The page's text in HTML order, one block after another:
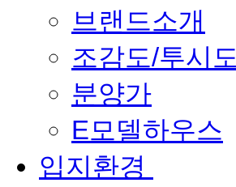
브랜드소개
조감도/투시도
분양가
E모델하우스
입지환경